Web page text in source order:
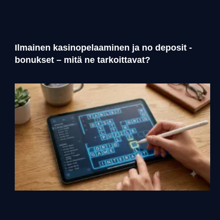
Ilmainen kasinopelaaminen ja no deposit -
bonukset – mitä ne tarkoittavat?